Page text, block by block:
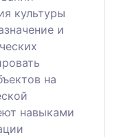
культуры
и
на
навыками